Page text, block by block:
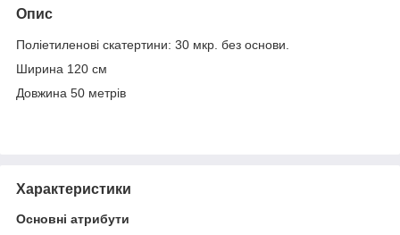
Опис
Поліетиленові скатертини: 30 мкр. без основи.
Ширина 120 см
Довжина 50 метрів
Характеристики
Основні атрибути